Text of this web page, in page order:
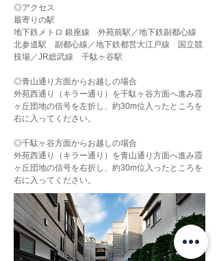
◎アクセス
最寄りの駅
地下鉄メトロ 銀座線 外苑前駅／地下鉄副都心線
北参道駅 副都心線／地下鉄都営大江戸線 国立競
技場／JR総武線 千駄ヶ谷駅
◎青山通り方面からお越しの場合
外苑西通り（キラー通り）を千駄ヶ谷方面へ進み霞
ヶ丘団地の信号を左折し、約30m位入ったところを
右に入ってください。
◎千駄ヶ谷方面からお越しの場合
外苑西通り（キラー通り）を青山通り方面へ進み霞
ヶ丘団地の信号を右折し、約30m位入ったところを
右に入ってください。